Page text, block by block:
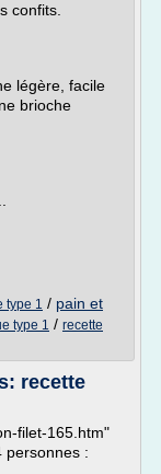
confits.
légère, facile
brioche
type 1 / pain et
type 1 / recette
recette
filet-165.htm"
personnes :